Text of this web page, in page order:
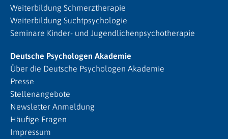
Weiterbildung Schmerztherapie
Weiterbildung Suchtpsychologie
Seminare Kinder- und Jugendlichenpsychotherapie
Deutsche Psychologen Akademie
Über die Deutsche Psychologen Akademie
Presse
Stellenangebote
Newsletter Anmeldung
Häufige Fragen
Impressum